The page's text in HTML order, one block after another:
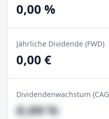
0,00 %
Jährliche Dividende (FWD)
0,00 €
Dividendenwachstum
#,## %